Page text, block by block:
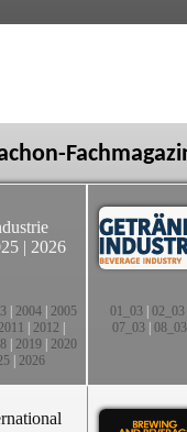
| 2026
2004 2005
2012
2019 2020
| 2026
01_03| 02_03
07_03 08_03